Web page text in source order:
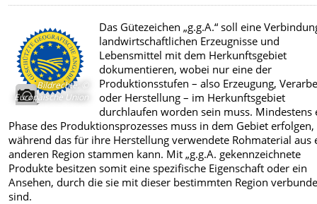
Bildrechte: ©
Europäische Union
Das Gütezeichen „g.g.A.“ soll eine
landwirtschaftlichen Erzeugnisse und
Lebensmittel mit dem Herkunftsgebiet
dokumentieren, wobei nur eine der
Produktionsstufen – also Erzeugung,
oder Herstellung – im Herkunftsgebiet
durchlaufen worden sein muss. Mindestens
Phase des Produktionsprozesses muss in dem Gebiet erfolgen,
während das für ihre Herstellung verwendete Rohmaterial aus
anderen Region stammen kann. Mit „g.g.A. gekennzeichnete
Produkte besitzen somit eine spezifische Eigenschaft oder ein
Ansehen, durch die sie mit dieser bestimmten Region
sind.